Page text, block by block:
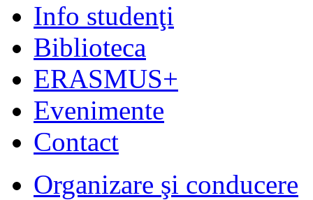
Info studenţi
Biblioteca
ERASMUS+
Evenimente
Contact
Organizare şi conducere